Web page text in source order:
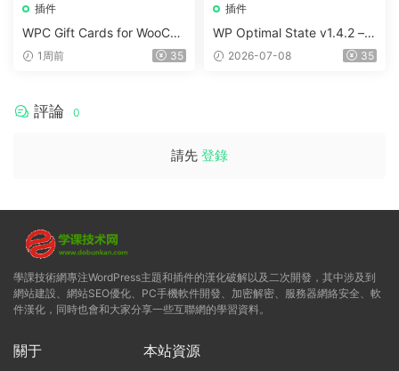
插件
WPC Gift Cards for WooCo
mmerce (Premium) v1.0.2
1周前 35
插件
WP Optimal State v1.4.2 –
WordPress 優化、清理和安
2026-07-08 35
評論 0
請先 登錄
學課技術網專注WordPress主題和插件的漢化破解以及二次開發，其中涉及到
網站建設、網站SEO優化、PC手機軟件開發、加密解密、服務器網絡安全、軟
件漢化，同時也會和大家分享一些互聯網的學習資料。
關于 本站資源